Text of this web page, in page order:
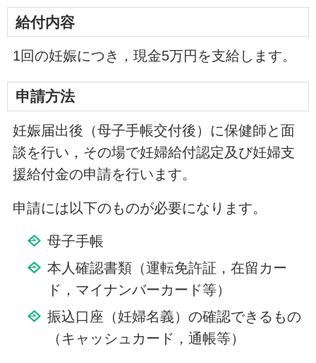
給付内容
1回の妊娠につき，現金5万円を支給します。
申請方法
妊娠届出後（母子手帳交付後）に保健師と面
談を行い，その場で妊婦給付認定及び妊婦支
援給付金の申請を行います。
申請には以下のものが必要になります。
母子手帳
本人確認書類（運転免許証，在留カー
ド，マイナンバーカード等）
振込口座（妊婦名義）の確認できるもの
（キャッシュカード，通帳等）